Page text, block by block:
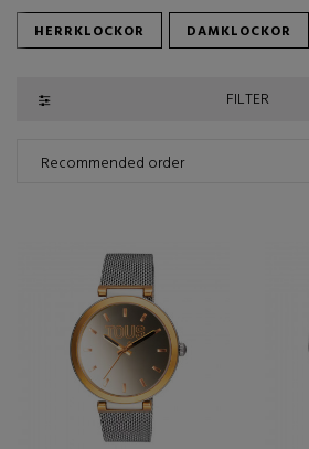
HERRKLOCKOR DAMKLOCKOR
FILTER